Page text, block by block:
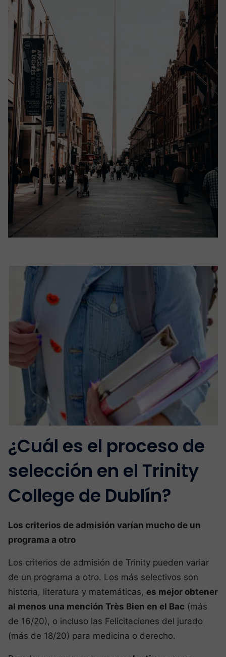
¿Cuál es el proceso de
selección en el Trinity
College de Dublín?
Los criterios de admisión varían mucho de un
programa a otro
Los criterios de admisión de Trinity pueden variar
de un programa a otro. Los más selectivos son
historia, literatura y matemáticas, es mejor obtener
al menos una mención Très Bien en el Bac (más
de 16/20), o incluso las Felicitaciones del jurado
(más de 18/20) para medicina o derecho.